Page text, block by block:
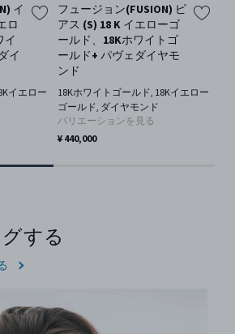
イ
ロ
イ
イ
イエロー
フュージョン(FUSION) ピ
アス (S) 18 K イエローゴ
ールド、18Kホワイトゴ
ールド+ パヴェダイヤモ
ンド
18Kホワイトゴールド, 18Kイエロー
ゴールド, ダイヤモンド
バリエーションを見る
¥ 440,000
する